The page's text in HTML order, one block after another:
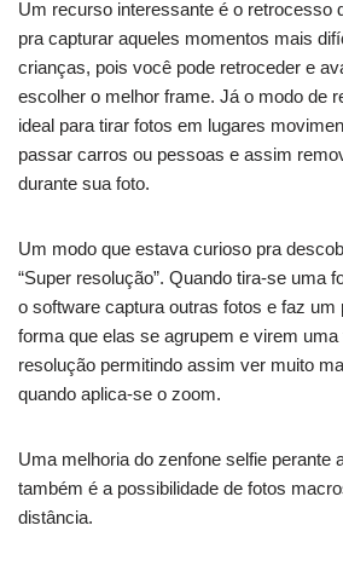
Um recurso interessante é o retrocesso
pra capturar aqueles momentos mais
crianças, pois você pode retroceder e
escolher o melhor frame. Já o modo de
ideal para tirar fotos em lugares
passar carros ou pessoas e assim
durante sua foto.
Um modo que estava curioso pra
“Super resolução”. Quando tira-se uma
o software captura outras fotos e faz um
forma que elas se agrupem e virem
resolução permitindo assim ver muito
quando aplica-se o zoom.
Uma melhoria do zenfone selfie perante
também é a possibilidade de fotos
distância.